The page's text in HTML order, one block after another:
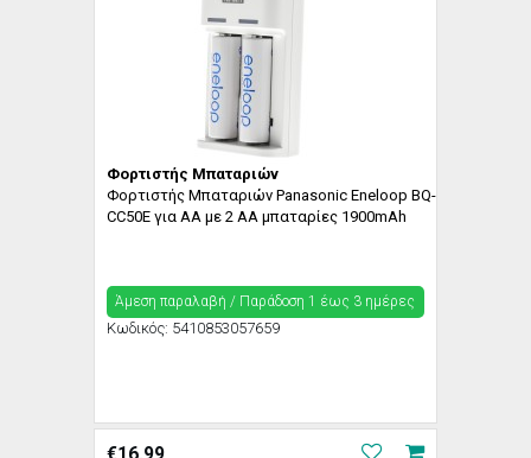
Φορτιστής Μπαταριών
Φορτιστής Μπαταριών Panasonic Eneloop BQ-
CC50E για AA με 2 ΑΑ μπαταρίες 1900mAh
Άμεση παραλαβή / Παράδoση 1 έως 3 ημέρες
Κωδικός: 5410853057659